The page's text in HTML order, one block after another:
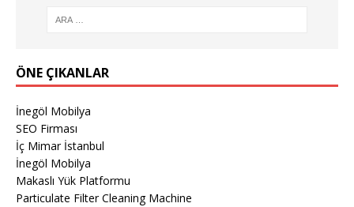
ÖNE ÇIKANLAR
İnegöl Mobilya
SEO Firması
İç Mimar İstanbul
İnegöl Mobilya
Makaslı Yük Platformu
Particulate Filter Cleaning Machine